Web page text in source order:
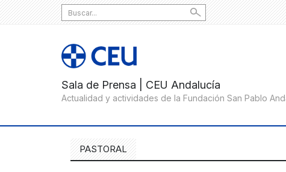
Search
for:
PASTORAL